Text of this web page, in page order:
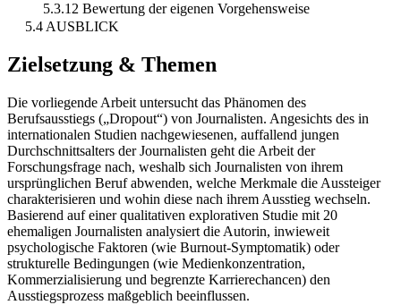
5.3.12 Bewertung der eigenen Vorgehensweise
5.4 AUSBLICK
Zielsetzung & Themen
Die vorliegende Arbeit untersucht das Phänomen des
Berufsausstiegs („Dropout“) von Journalisten. Angesichts des in
internationalen Studien nachgewiesenen, auffallend jungen
Durchschnittsalters der Journalisten geht die Arbeit der
Forschungsfrage nach, weshalb sich Journalisten von ihrem
ursprünglichen Beruf abwenden, welche Merkmale die Aussteiger
charakterisieren und wohin diese nach ihrem Ausstieg wechseln.
Basierend auf einer qualitativen explorativen Studie mit 20
ehemaligen Journalisten analysiert die Autorin, inwieweit
psychologische Faktoren (wie Burnout-Symptomatik) oder
strukturelle Bedingungen (wie Medienkonzentration,
Kommerzialisierung und begrenzte Karrierechancen) den
Ausstiegsprozess maßgeblich beeinflussen.